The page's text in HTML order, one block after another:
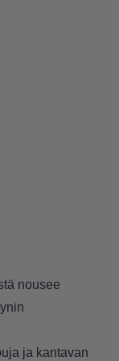
nousee
ja kantavan